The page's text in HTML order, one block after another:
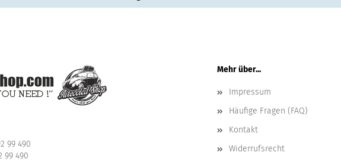
99 490
99 490
Mehr über...
Impressum
Häufige Fragen (FAQ)
Kontakt
Widerrufsrecht